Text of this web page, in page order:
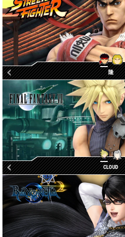
隆
肯
CLOUD
萨菲罗斯